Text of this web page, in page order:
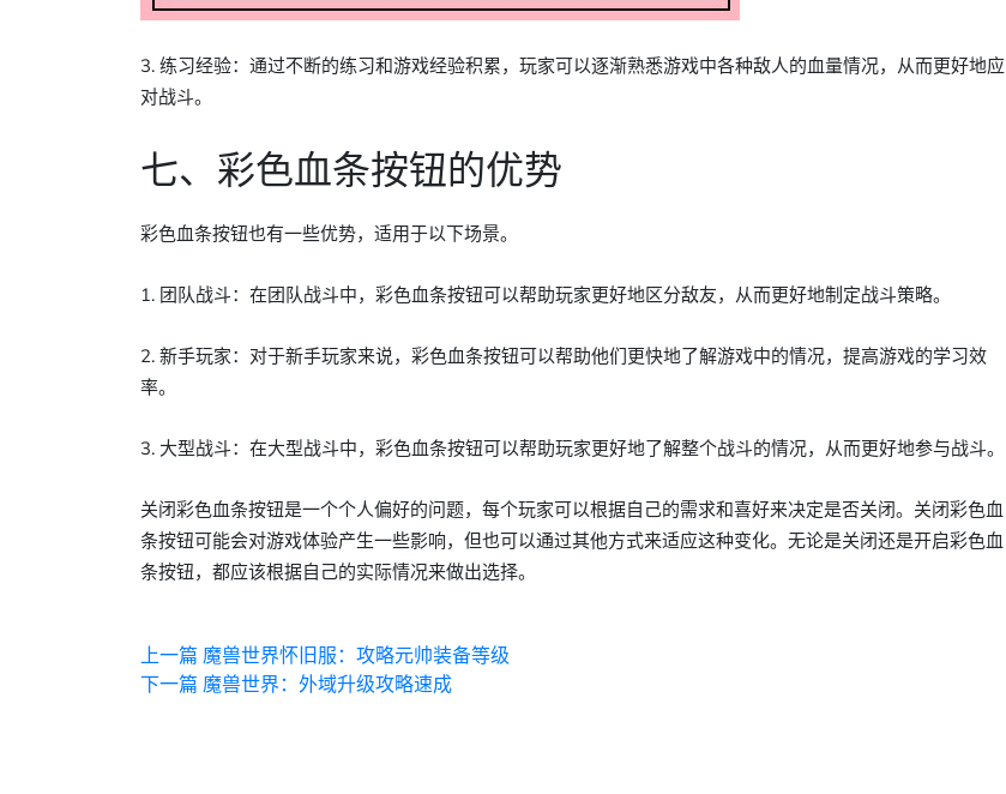
3. 练习经验：通过不断的练习和游戏经验积累，玩家可以逐渐熟悉游戏中各种敌人的血量情况，从而更好地应
对战斗。
七、彩色血条按钮的优势
彩色血条按钮也有一些优势，适用于以下场景。
1. 团队战斗：在团队战斗中，彩色血条按钮可以帮助玩家更好地区分敌友，从而更好地制定战斗策略。
2. 新手玩家：对于新手玩家来说，彩色血条按钮可以帮助他们更快地了解游戏中的情况，提高游戏的学习效
率。
3. 大型战斗：在大型战斗中，彩色血条按钮可以帮助玩家更好地了解整个战斗的情况，从而更好地参与战斗。
关闭彩色血条按钮是一个个人偏好的问题，每个玩家可以根据自己的需求和喜好来决定是否关闭。关闭彩色血
条按钮可能会对游戏体验产生一些影响，但也可以通过其他方式来适应这种变化。无论是关闭还是开启彩色血
条按钮，都应该根据自己的实际情况来做出选择。
上一篇 魔兽世界怀旧服：攻略元帅装备等级
下一篇 魔兽世界：外域升级攻略速成